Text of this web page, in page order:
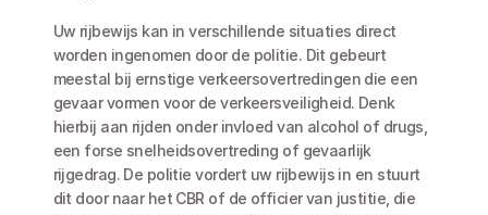
Uw rijbewijs kan in verschillende situaties direct
worden ingenomen door de politie. Dit gebeurt
meestal bij ernstige verkeersovertredingen die een
gevaar vormen voor de verkeersveiligheid. Denk
hierbij aan rijden onder invloed van alcohol of drugs,
een forse snelheidsovertreding of gevaarlijk
rijgedrag. De politie vordert uw rijbewijs in en stuurt
dit door naar het CBR of de officier van justitie, die